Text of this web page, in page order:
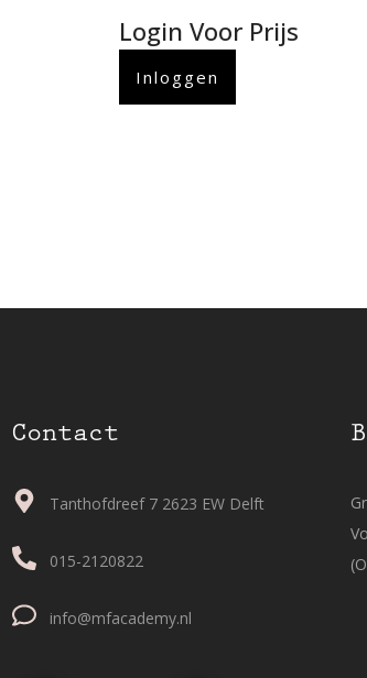
Login Voor Prijs
Inloggen
Contact
Tanthofdreef 7 2623 EW Delft
015-2120822
info@mfacademy.nl